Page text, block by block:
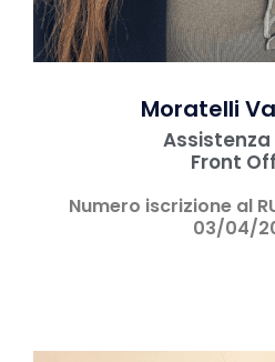
Moratelli
Front
Numero iscrizione al
03/04/